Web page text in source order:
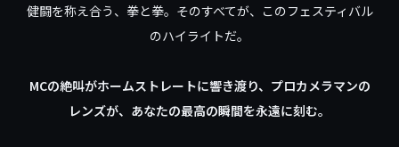
健闘を称え合う、拳と拳。そのすべてが、このフェスティバル
のハイライトだ。
MCの絶叫がホームストレートに響き渡り、プロカメラマンの
レンズが、あなたの最高の瞬間を永遠に刻む。